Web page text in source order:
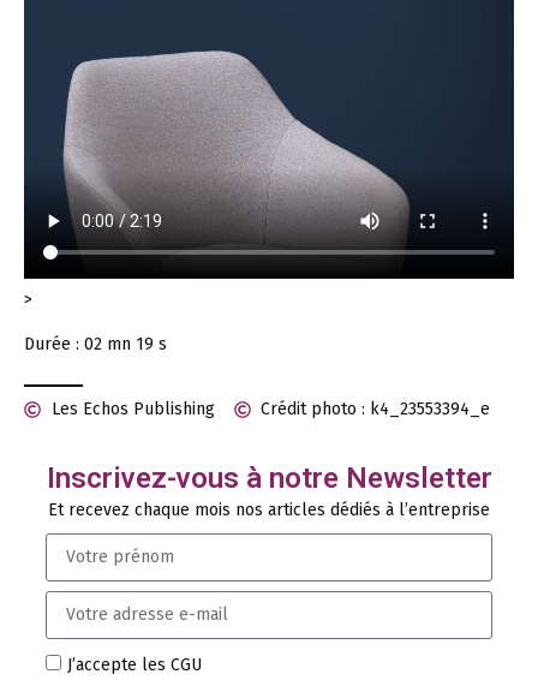
>
Durée : 02 mn 19 s
Les Echos Publishing Crédit photo : k4_23553394_e
Inscrivez-vous à notre Newsletter
Et recevez chaque mois nos articles dédiés à l’entreprise
J’accepte les CGU